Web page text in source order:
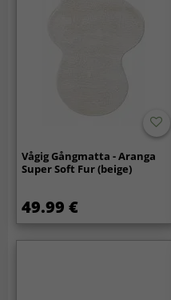
Vågig Gångmatta - Aranga
Super Soft Fur (beige)
49.99 €